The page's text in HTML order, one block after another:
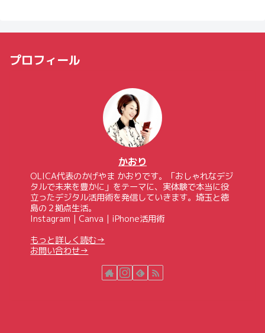
プロフィール
かおり
OLICA代表のかげやま かおりです。「おしゃれなデジ
タルで未来を豊かに」をテーマに、実体験で本当に役
立ったデジタル活用術を発信していきます。埼玉と徳
島の２拠点生活。
Instagram｜Canva｜iPhone活用術
もっと詳しく読む→
お問い合わせ→